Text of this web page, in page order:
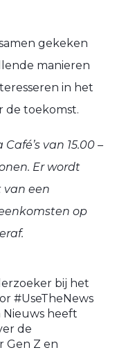
gekeken
manieren
in het
de toekomst.
van 15.00 –
Er wordt
een
op
bij het
#UseTheNews
heeft
de
Gen Z en